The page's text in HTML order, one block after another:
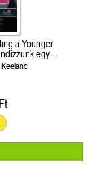
a Younger
egy